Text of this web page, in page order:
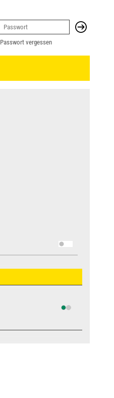
Passwort vergessen